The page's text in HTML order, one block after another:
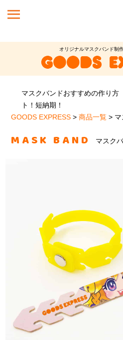
オリジナルマスクバンド制
マスクバンドおすすめの作り方
ト！短納期！
GOODS EXPRESS >商品一覧 >
MASK BAND マスク